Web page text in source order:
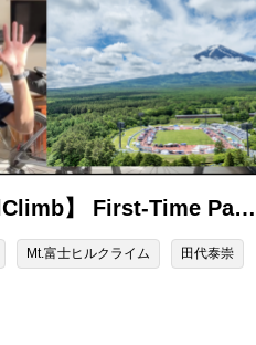
】 First-Time Pa…
Mt.富士ヒルクライム 田代泰崇